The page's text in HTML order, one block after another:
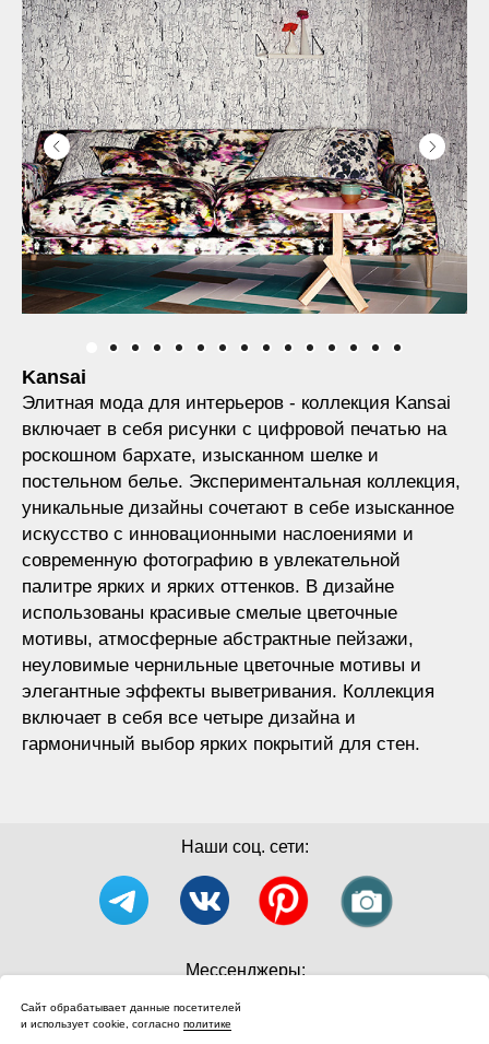
Kansai
Элитная мода для интерьеров - коллекция Kansai
включает в себя рисунки с цифровой печатью на
роскошном бархате, изысканном шелке и
постельном белье. Экспериментальная коллекция,
уникальные дизайны сочетают в себе изысканное
искусство с инновационными наслоениями и
современную фотографию в увлекательной
палитре ярких и ярких оттенков. В дизайне
использованы красивые смелые цветочные
мотивы, атмосферные абстрактные пейзажи,
неуловимые чернильные цветочные мотивы и
элегантные эффекты выветривания. Коллекция
включает в себя все четыре дизайна и
гармоничный выбор ярких покрытий для стен.
Сайт обрабатывает данные посетителей
и использует cookie, согласно политике
Наши соц. сети:
Мессенджеры: